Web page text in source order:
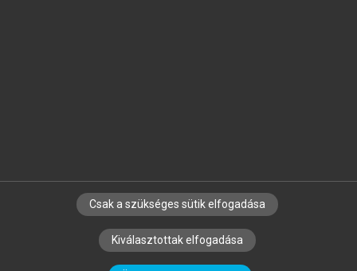
SZERZŐKNEK CÉGEKNEK KÖNYVTÁROSOKNAK
SZERKESZTÉSI ÉS LEKTORÁLÁSI ALAPELVEK
Csak a szükséges sütik elfogadása
Kiválasztottak elfogadása